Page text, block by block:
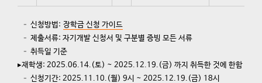
– 신청방법: 장학금 신청 가이드
– 제출서류: 자기개발 신청서 및 구분별 증빙 모든 서류
– 취득일 기준
▸재학생: 2025.06.14.(토) ~ 2025.12.19.(금) 까지 취득한 것에 한함
– 신청기간: 2025.11.10.(월) 9시 ~ 2025.12.19.(금) 18시